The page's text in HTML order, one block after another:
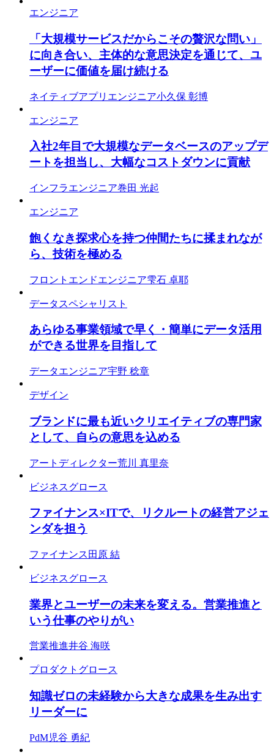
エンジニア
「大規模サービスだからこその贅沢な問い」
に向き合い、主体的な意思決定を通じて、ユ
ーザーに価値を届け続ける
ネイティブアプリエンジニア小久保 彰博
エンジニア
入社2年目で大規模なデータベースのアップデ
ートを担当し、大幅なコストダウンに貢献
インフラエンジニア巻田 光起
エンジニア
飽くなき探求心を持つ仲間たちに揉まれなが
ら、技術を極める
フロントエンドエンジニア雫石 卓耶
データスペシャリスト
あらゆる事業領域で早く・簡単にデータ活用
ができる世界を目指して
データエンジニア宇野 稔章
デザイン
ブランドに最も近いクリエイティブの専門家
として、自らの意思を込める
アートディレクター荒川 真里奈
ビジネスグロース
ファイナンス×ITで、リクルートの経営アジェ
ンダを担う
ファイナンス 田原 結
ビジネスグロース
業界とユーザーの未来を変える。営業推進と
いう仕事のやりがい
営業推進井谷 海咲
プロダクトグロース
知識ゼロの未経験から大きな成果を生み出す
リーダーに
PdM児谷 勇紀